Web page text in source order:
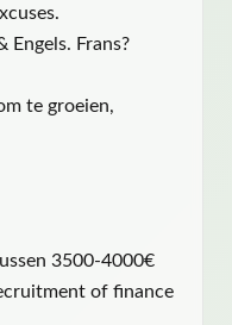
Engels. Frans?
te groeien,
3500-4000€
of finance